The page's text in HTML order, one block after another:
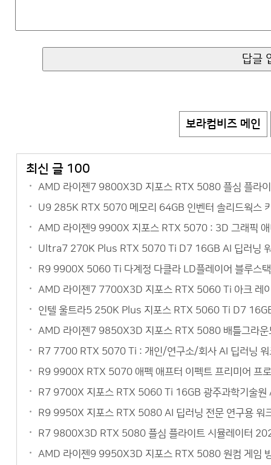
보라컴비즈 메인
최신 글 100
AMD 라이젠7 9800X3D 지포스 RTX 5080 플심 플라
U9 285K RTX 5070 메모리 64GB 인벤터 솔리드웍스
AMD 라이젠9 9900X 지포스 RTX 5070 : 3D 그래픽 애
Ultra7 270K Plus RTX 5070 Ti D7 16GB AI 딥러닝 워
R9 9900X 5060 Ti 다계정 다클라 LD플레이어 블루스
AMD 라이젠7 7700X3D 지포스 RTX 5060 Ti 아크 레
인텔 울트라5 250K Plus 지포스 RTX 5060 Ti D7
AMD 라이젠7 9850X3D 지포스 RTX 5080 배틀그라운
R7 7700 RTX 5070 Ti : 개인/연구소/회사 AI 딥러닝 워
R9 9900X RTX 5070 애펙 애프터 이펙트 프리미어 프
R7 9700X 지포스 RTX 5060 Ti 16GB 광주과학기술원
R9 9950X 지포스 RTX 5080 AI 딥러닝 전문 연구용 워
R7 9800X3D RTX 5080 플심 플라이트 시뮬레이터
AMD 라이젠9 9950X3D 지포스 RTX 5080 원컴 게임